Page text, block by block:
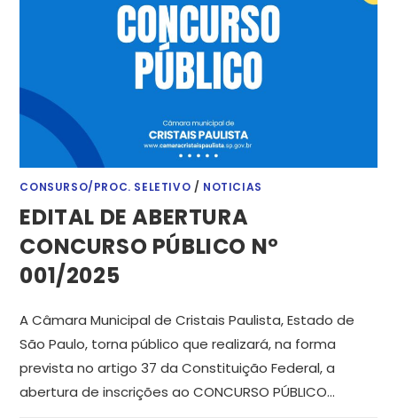
CONSURSO/PROC. SELETIVO / NOTICIAS
EDITAL DE ABERTURA
CONCURSO PÚBLICO Nº
001/2025
A Câmara Municipal de Cristais Paulista, Estado de
São Paulo, torna público que realizará, na forma
prevista no artigo 37 da Constituição Federal, a
abertura de inscrições ao CONCURSO PÚBLICO…